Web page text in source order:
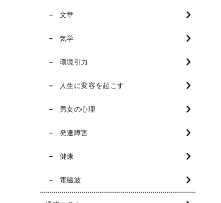
文章
気学
環境引力
人生に変容を起こす
男女の心理
発達障害
健康
電磁波